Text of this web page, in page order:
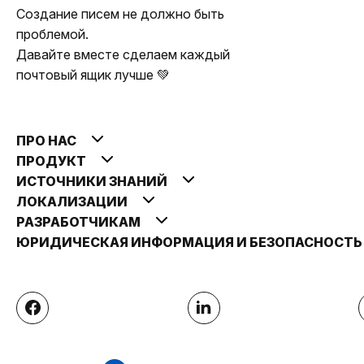
Создание писем не должно быть
проблемой.
Давайте вместе сделаем каждый
почтовый ящик лучше 💚
ПРО НАС
ПРОДУКТ
ИСТОЧНИКИ ЗНАНИЙ
ЛОКАЛИЗАЦИИ
РАЗРАБОТЧИКАМ
ЮРИДИЧЕСКАЯ ИНФОРМАЦИЯ И БЕЗОПАСНОСТЬ